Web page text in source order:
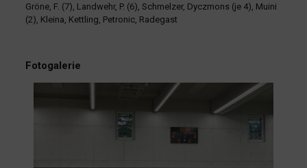
Gröne, F. (7), Landwehr, P. (6), Schmelzer, Dyczmons (je 4), Muini
(2), Kleina, Kettling, Petronic, Radegast
Fotogalerie